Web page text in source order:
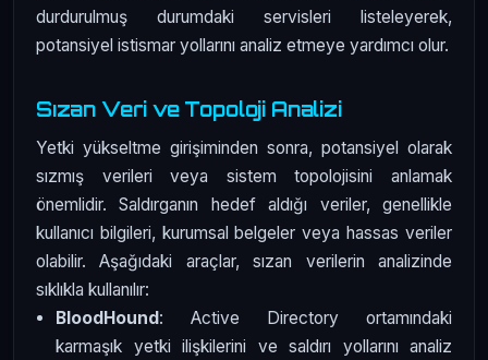
durdurulmuş durumdaki servisleri listeleyerek,
potansiyel istismar yollarını analiz etmeye yardımcı olur.
Sızan Veri ve Topoloji Analizi
Yetki yükseltme girişiminden sonra, potansiyel olarak
sızmış verileri veya sistem topolojisini anlamak
önemlidir. Saldırganın hedef aldığı veriler, genellikle
kullanıcı bilgileri, kurumsal belgeler veya hassas veriler
olabilir. Aşağıdaki araçlar, sızan verilerin analizinde
sıklıkla kullanılır:
BloodHound: Active Directory ortamındaki
karmaşık yetki ilişkilerini ve saldırı yollarını analiz